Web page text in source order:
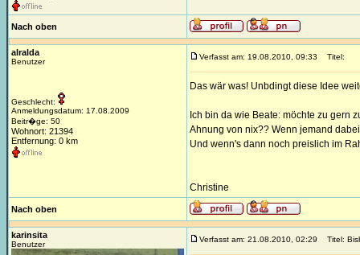
Nach oben
alralda
Benutzer
Geschlecht:
Anmeldungsdatum: 17.08.2009
Beitr�ge: 50
Wohnort: 21394
Entfernung: 0 km
Verfasst am: 19.08.2010, 09:33 Titel:
Das wär was! Unbdingt diese Idee
Ich bin da wie Beate: möchte zu gern
Ahnung von nix?? Wenn jemand
Und wenn's dann noch preislich im
Christine
Nach oben
karinsita
Benutzer
Verfasst am: 21.08.2010, 02:29 Titel: